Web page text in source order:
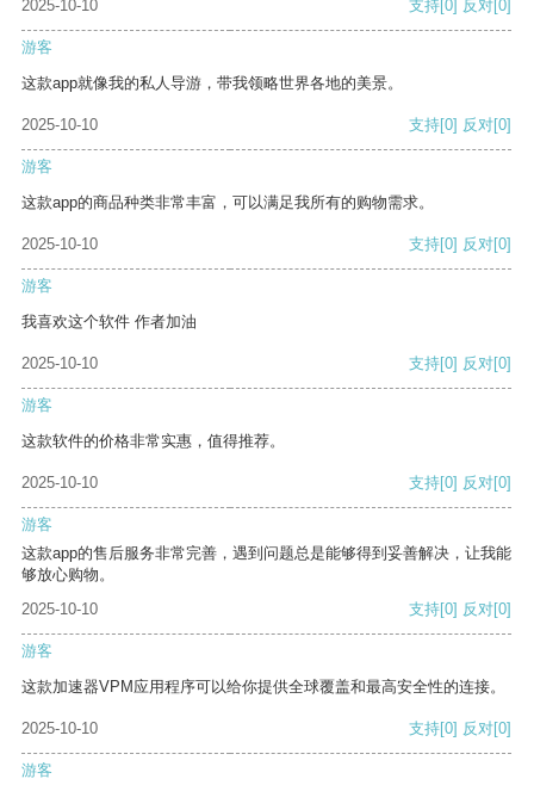
2025-10-10 支持[0] 反对[0]
游客
这款app就像我的私人导游，带我领略世界各地的美景。
2025-10-10 支持[0] 反对[0]
游客
这款app的商品种类非常丰富，可以满足我所有的购物需求。
2025-10-10 支持[0] 反对[0]
游客
我喜欢这个软件 作者加油
2025-10-10 支持[0] 反对[0]
游客
这款软件的价格非常实惠，值得推荐。
2025-10-10 支持[0] 反对[0]
游客
这款app的售后服务非常完善，遇到问题总是能够得到妥善解决，让我能
够放心购物。
2025-10-10
支持[0] 反对[0]
游客
这款加速器VPM应用程序可以给你提供全球覆盖和最高安全性的连接。
2025-10-10 支持[0] 反对[0]
游客